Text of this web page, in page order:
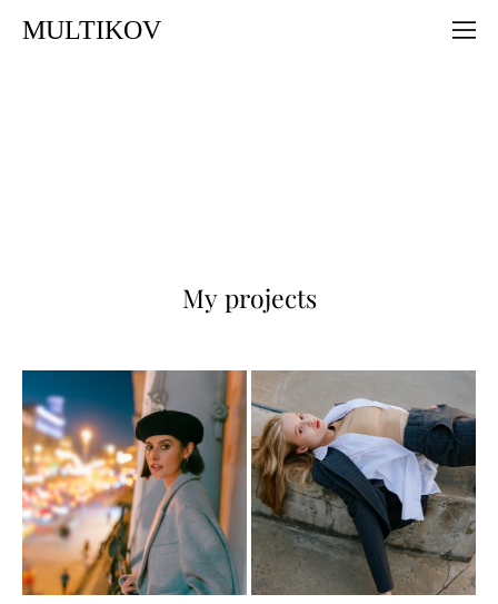
MULTIKOV
My projects